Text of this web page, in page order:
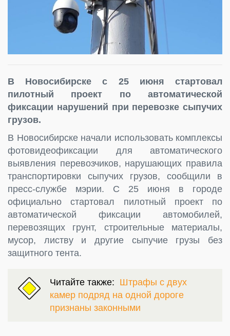
В Новосибирске с 25 июня стартовал
пилотный проект по автоматической
фиксации нарушений при перевозке сыпучих
грузов.
В Новосибирске начали использовать комплексы
фотовидеофиксации для автоматического
выявления перевозчиков, нарушающих правила
транспортировки сыпучих грузов, сообщили в
пресс-службе мэрии. С 25 июня в городе
официально стартовал пилотный проект по
автоматической фиксации автомобилей,
перевозящих грунт, строительные материалы,
мусор, листву и другие сыпучие грузы без
защитного тента.
Читайте также: Штрафы с двух
камер подряд на одной дороге
признаны законными